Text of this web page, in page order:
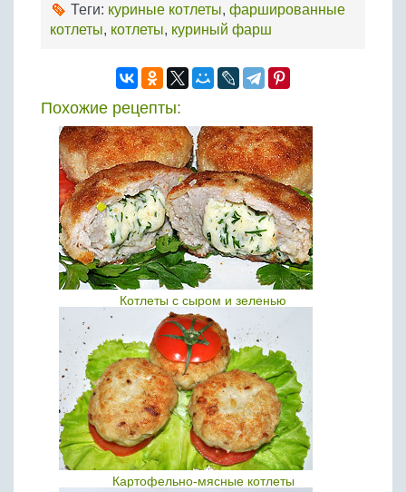
Теги: куриные котлеты, фаршированные
котлеты, котлеты, куриный фарш
Похожие рецепты:
Котлеты с сыром и зеленью
Картофельно-мясные котлеты